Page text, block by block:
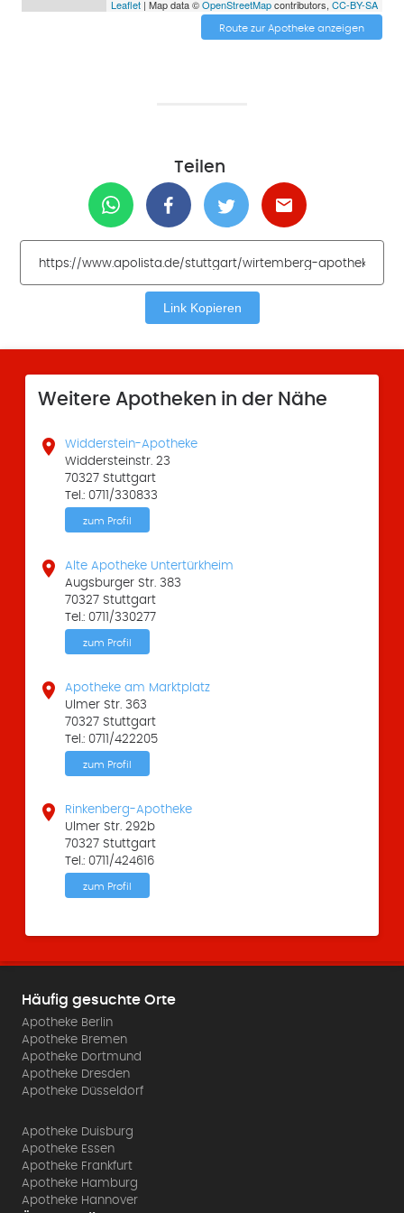
Leaflet| Map data ©OpenStreetMapcontributors, CC-BY-SA
Route zur Apotheke anzeigen
Teilen
Link Kopieren
Weitere Apotheken in der Nähe

Widderstein-Apotheke
Widdersteinstr. 23
70327 Stuttgart
Tel.: 0711/330833
zum Profil

Alte Apotheke Untertürkheim
Augsburger Str. 383
70327 Stuttgart
Tel.: 0711/330277
zum Profil

Apotheke am Marktplatz
Ulmer Str. 363
70327 Stuttgart
Tel.: 0711/422205
zum Profil

Rinkenberg-Apotheke
Ulmer Str. 292b
70327 Stuttgart
Tel.: 0711/424616
zum Profil
Häufig gesuchte Orte
Apotheke Berlin
Apotheke Bremen
Apotheke Dortmund
Apotheke Dresden
Apotheke Düsseldorf
Apotheke Duisburg
Apotheke Essen
Apotheke Frankfurt
Apotheke Hamburg
Apotheke Hannover